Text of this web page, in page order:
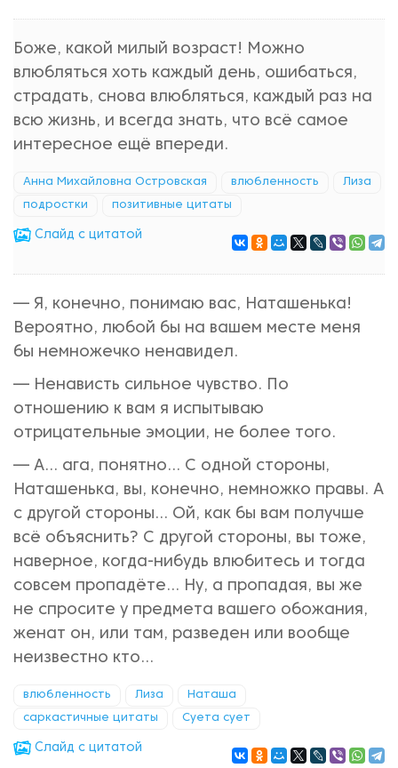
Боже, какой милый возраст! Можно
влюбляться хоть каждый день, ошибаться,
страдать, снова влюбляться, каждый раз на
всю жизнь, и всегда знать, что всё самое
интересное ещё впереди.
Анна Михайловна Островская влюбленность Лиза
подростки позитивные цитаты
Cлайд с цитатой
— Я, конечно, понимаю вас, Наташенька!
Вероятно, любой бы на вашем месте меня
бы немножечко ненавидел.
— Ненависть сильное чувство. По
отношению к вам я испытываю
отрицательные эмоции, не более того.
— А... ага, понятно... С одной стороны,
Наташенька, вы, конечно, немножко правы. А
с другой стороны... Ой, как бы вам получше
всё объяснить? С другой стороны, вы тоже,
наверное, когда-нибудь влюбитесь и тогда
совсем пропадёте... Ну, а пропадая, вы же
не спросите у предмета вашего обожания,
женат он, или там, разведен или вообще
неизвестно кто...
влюбленность Лиза Наташа
саркастичные цитаты Суета сует
Cлайд с цитатой